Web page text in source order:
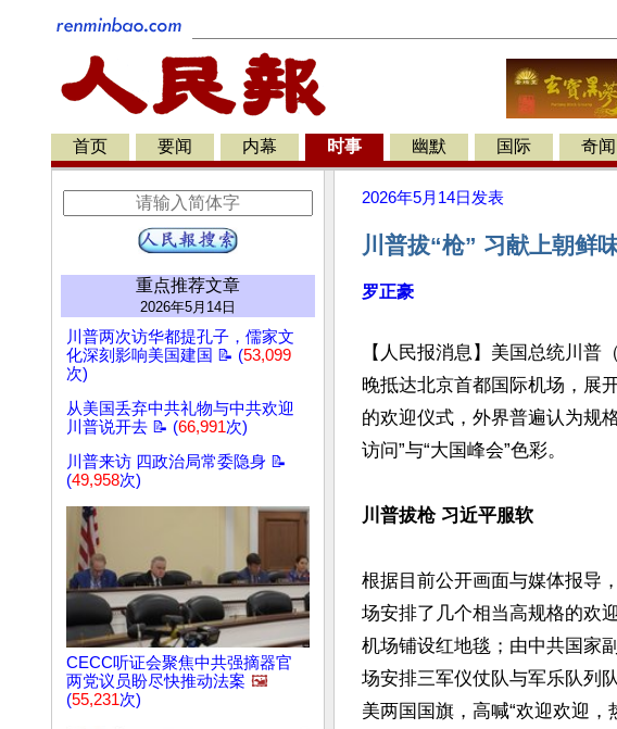
首页 要闻 内幕 时事 幽默 国际 奇闻
重点推荐文章
2026年5月14日
川普两次访华都提孔子，儒家文
化深刻影响美国建国 📝 (53,099
次)
从美国丢弃中共礼物与中共欢迎
川普说开去 📝 (66,991次)
川普来访 四政治局常委隐身 📝
(49,958次)
CECC听证会聚焦中共强摘器官
两党议员盼尽快推动法案 🖼️
(55,231次)
2026年5月14日 发表
川普拔“枪” 习献上朝鲜
罗正豪
【人民报消息】美国总统川普
晚抵达北京首都国际机场，展
的欢迎仪式，外界普遍认为规
访问”与“大国峰会”色彩。
川普拔枪 习近平服软
根据目前公开画面与媒体报导
场安排了几个相当高规格的欢
机场铺设红地毯；由中共国家
场安排三军仪仗队与军乐队列
美两国国旗，高喊“欢迎欢迎